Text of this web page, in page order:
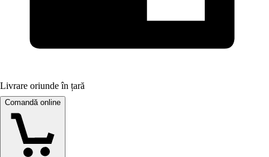
Livrare oriunde în țară
Comandă online